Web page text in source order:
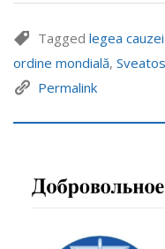
Tagged legea
ordine mondială,
Permalink